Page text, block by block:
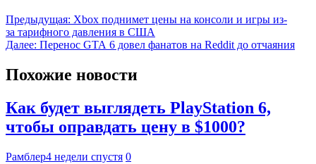
Предыдущая: Xbox поднимет цены на консоли и игры из-
за тарифного давления в США
Далее: Перенос GTA 6 довел фанатов на Reddit до отчаяния
Похожие новости
Как будет выглядеть PlayStation 6,
чтобы оправдать цену в $1000?
Рамблер4 недели спустя 0